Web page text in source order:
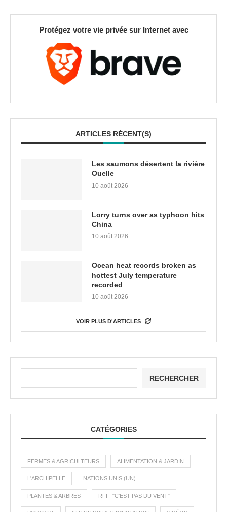
Protégez votre vie privée sur Internet avec
ARTICLES RÉCENT(S)
Les saumons désertent la rivière
Ouelle
10 août 2026
Lorry turns over as typhoon hits
China
10 août 2026
Ocean heat records broken as
hottest July temperature
recorded
10 août 2026
VOIR PLUS D'ARTICLES
RECHERCHER
CATÉGORIES
FERMES & AGRICULTEURS ALIMENTATION & JARDIN
L'ARCHIPELLE NATIONS UNIS (UN)
PLANTES & ARBRES RFI - "C'EST PAS DU VENT"